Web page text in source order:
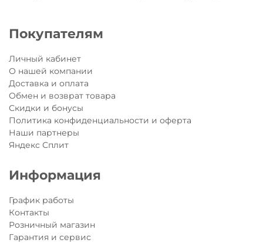
Покупателям
Личный кабинет
О нашей компании
Доставка и оплата
Обмен и возврат товара
Скидки и бонусы
Политика конфиденциальности и оферта
Наши партнеры
Яндекс Сплит
Информация
График работы
Контакты
Розничный магазин
Гарантия и сервис